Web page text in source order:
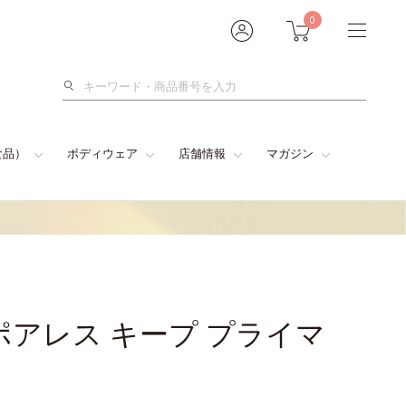
0
検
） ボディウェア 店舗情報 マガジン
レス キープ プライマ